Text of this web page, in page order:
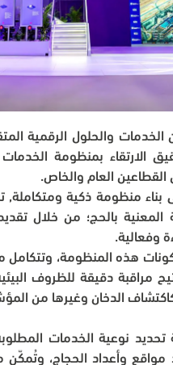
العام والخاص.
وفعالية.